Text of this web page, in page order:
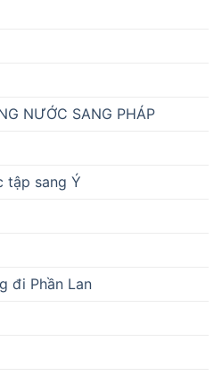
NƯỚC SANG PHÁP
tập sang Ý
đi Phần Lan